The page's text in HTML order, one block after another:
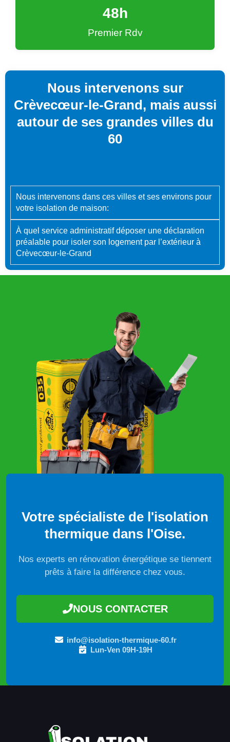
Premier Rdv
48h
Nous intervenons sur
Crèvecœur-le-Grand, mais aussi
autour de ses grandes villes du
60
Nous intervenons dans ces villes et ses environs pour
votre isolation de maison:
À quel service administratif déposer une déclaration
préalable pour isoler son logement par l’extérieur à
Crèvecœur-le-Grand
Votre spécialiste de l'isolation
thermique dans l'Oise.
Nos experts en rénovation énergétique se tiennent
prêts à faire la différence chez vous.
NOUS CONTACTER
info@isolation-thermique-60.fr
Lun-Ven 09H-19H